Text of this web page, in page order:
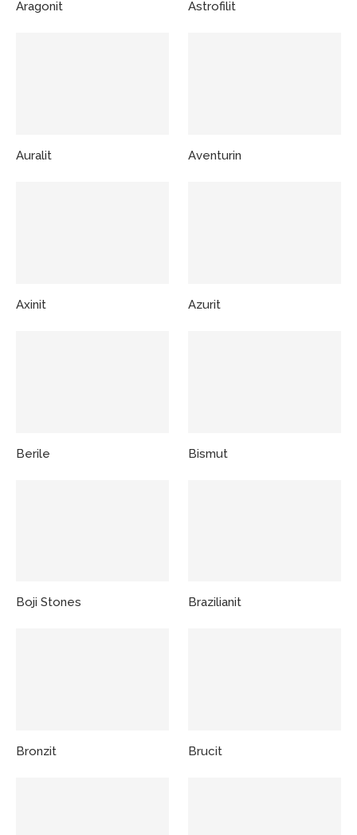
Aragonit Astrofilit
Auralit Aventurin
Axinit Azurit
Berile Bismut
Boji Stones Brazilianit
Bronzit Brucit